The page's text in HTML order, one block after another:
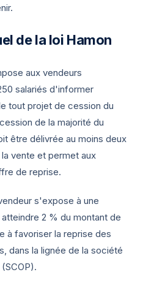
de la loi Hamon
aux vendeurs
salariés d'informer
tout projet de cession du
de la majorité du
être délivrée au moins deux
vente et permet aux
de reprise.
s'expose à une
2 % du montant de
à favoriser la reprise des
dans la lignée de la société